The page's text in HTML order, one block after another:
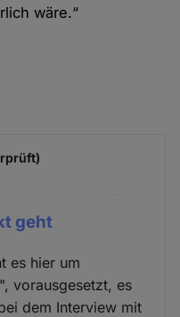
wäre.“
geht
es hier um
vorausgesetzt, es
dem Interview mit